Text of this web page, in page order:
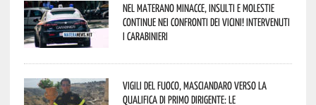
Nel materano minacce, insulti e molestie
continue nei confronti dei vicini! Intervenuti
i Carabinieri
Vigili del Fuoco, Masciandaro verso la
qualifica di Primo Dirigente: le